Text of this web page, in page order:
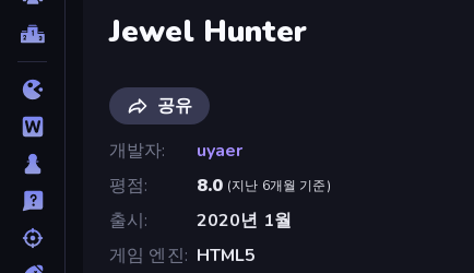
Jewel Hunter
공유
개발자
uyaer
평점
8.0 (지난 6개월 기준)
출시
2020년 1월
게임 엔진
HTML5